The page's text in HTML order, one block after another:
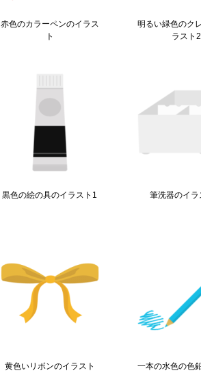
赤色のカラーペンのイラス
ト
明るい緑色のク
ラスト2
黒色の絵の具のイラスト1 筆洗器のイラ
黄色いリボンのイラスト
一本の水色の色